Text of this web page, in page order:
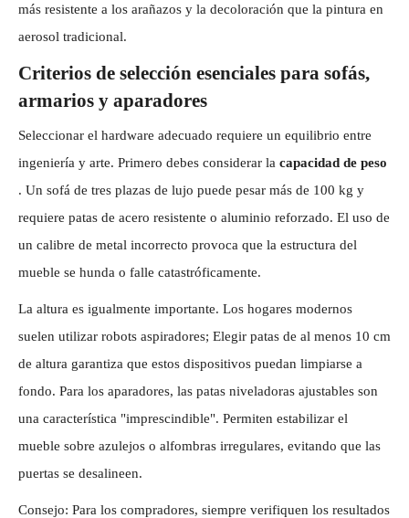
más resistente a los arañazos y la decoloración que la pintura en
aerosol tradicional.
Criterios de selección esenciales para sofás,
armarios y aparadores
Seleccionar el hardware adecuado requiere un equilibrio entre
ingeniería y arte. Primero debes considerar la capacidad de peso
. Un sofá de tres plazas de lujo puede pesar más de 100 kg y
requiere patas de acero resistente o aluminio reforzado. El uso de
un calibre de metal incorrecto provoca que la estructura del
mueble se hunda o falle catastróficamente.
La altura es igualmente importante. Los hogares modernos
suelen utilizar robots aspiradores; Elegir patas de al menos 10 cm
de altura garantiza que estos dispositivos puedan limpiarse a
fondo. Para los aparadores, las patas niveladoras ajustables son
una característica "imprescindible". Permiten estabilizar el
mueble sobre azulejos o alfombras irregulares, evitando que las
puertas se desalineen.
Consejo: Para los compradores, siempre verifiquen los resultados